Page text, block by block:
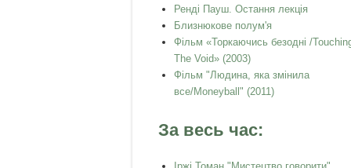
Ренді Пауш. Остання лекція
Близнюкове полум'я
Фільм «Торкаючись безодні /
The Void» (2003)
Фільм "Людина, яка змінила
все/Moneyball" (2011)
За весь час: